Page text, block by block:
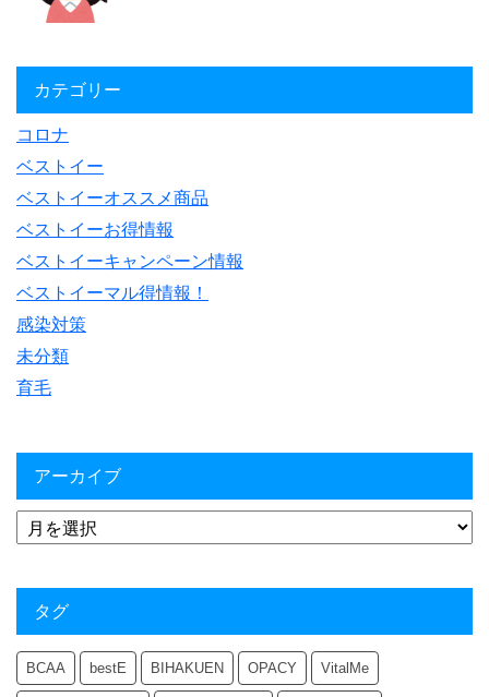
カテゴリー
コロナ
ベストイー
ベストイーオススメ商品
ベストイーお得情報
ベストイーキャンペーン情報
ベストイーマル得情報！
感染対策
未分類
育毛
アーカイブ
タグ
BCAA bestE BIHAKUEN OPACY VitalMe